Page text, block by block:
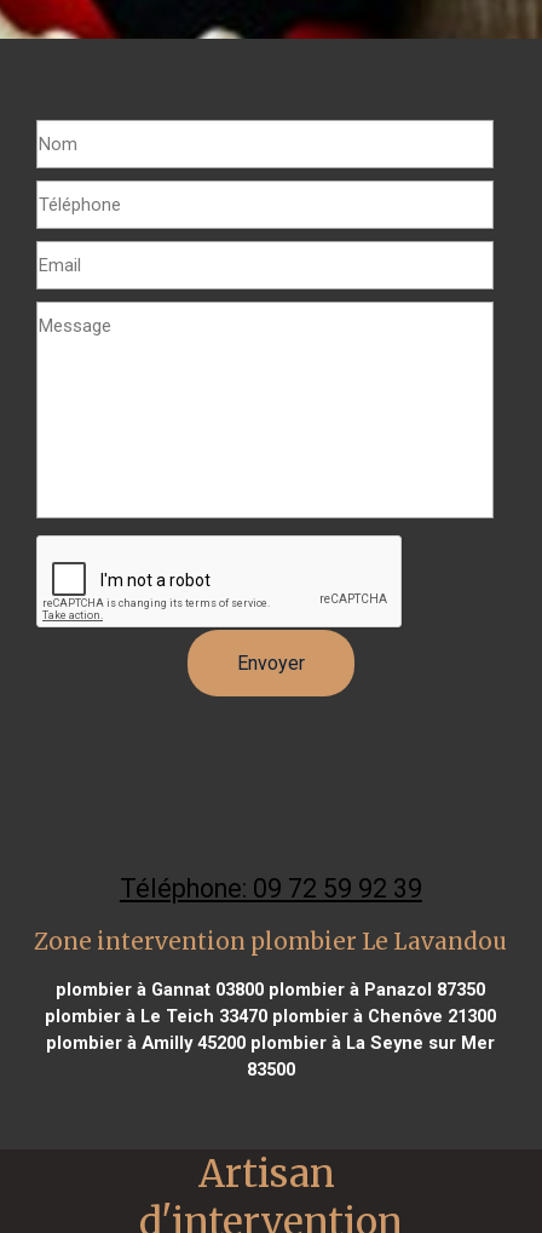
Téléphone: 09 72 59 92 39
Zone intervention plombier Le Lavandou
plombier à Gannat 03800 plombier à Panazol 87350
plombier à Le Teich 33470 plombier à Chenôve 21300
plombier à Amilly 45200 plombier à La Seyne sur Mer
83500
Artisan
d'intervention